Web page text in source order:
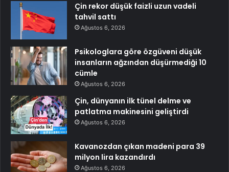
Çin rekor düşük faizli uzun vadeli
tahvil sattı
Ağustos 6, 2026
Psikologlara göre özgüveni düşük
insanların ağzından düşürmediği 10
cümle
Ağustos 6, 2026
Çin, dünyanın ilk tünel delme ve
patlatma makinesini geliştirdi
Ağustos 6, 2026
Kavanozdan çıkan madeni para 39
milyon lira kazandırdı
Ağustos 6, 2026